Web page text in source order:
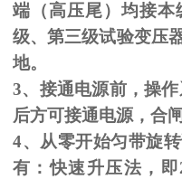
端（高压尾）均接
级、第三级试验变压
地。
3、接通电源前，操
后方可接通电源，合
4、从零开始匀带旋
有：快速升压法，即